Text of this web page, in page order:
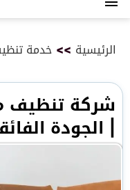
القائمة
الرئيسية >> خدمة
شركة تنظيف
| الجودة